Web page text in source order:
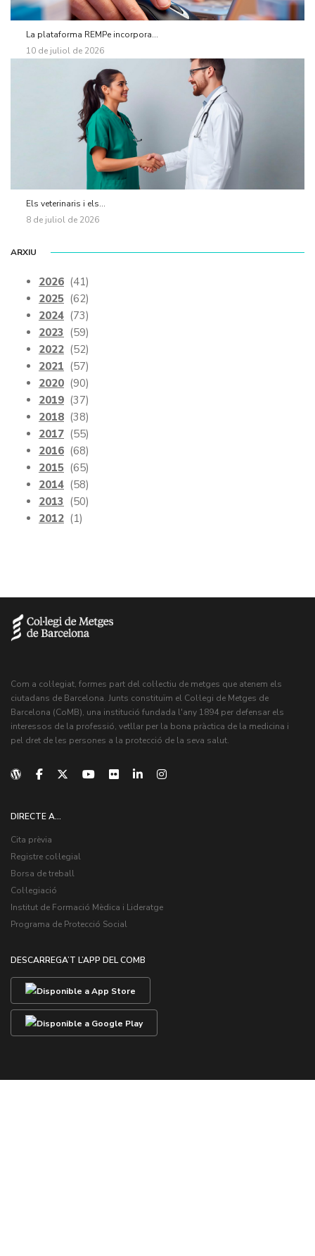
La plataforma REMPe incorpora...
10 de juliol de 2026
Els veterinaris i els...
8 de juliol de 2026
ARXIU
2026 (41)
2025 (62)
2024 (73)
2023 (59)
2022 (52)
2021 (57)
2020 (90)
2019 (37)
2018 (38)
2017 (55)
2016 (68)
2015 (65)
2014 (58)
2013 (50)
2012 (1)
Com a col·legiat, formes part del col·lectiu de metges que atenem els
ciutadans de Barcelona. Junts constituïm el Col·legi de Metges de
Barcelona (CoMB), una institució fundada l'any 1894 per defensar els
interessos de la professió, vetllar per la bona pràctica de la medicina i
pel dret de les persones a la protecció de la seva salut.
DIRECTE A...
Cita prèvia
Registre col·legial
Borsa de treball
Col·legiació
Institut de Formació Mèdica i Lideratge
Programa de Protecció Social
DESCARREGA’T L’APP DEL COMB